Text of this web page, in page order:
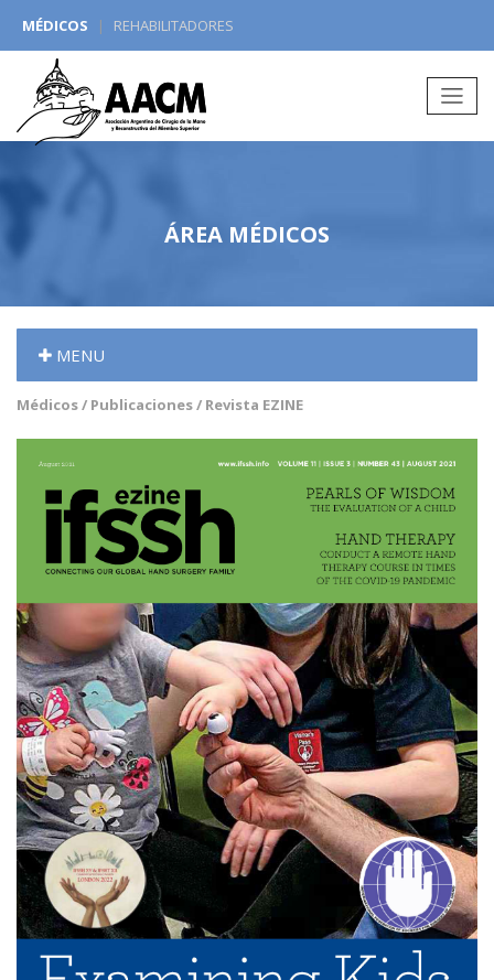
MÉDICOS | REHABILITADORES
ÁREA MÉDICOS
MENU
Médicos / Publicaciones / Revista EZINE